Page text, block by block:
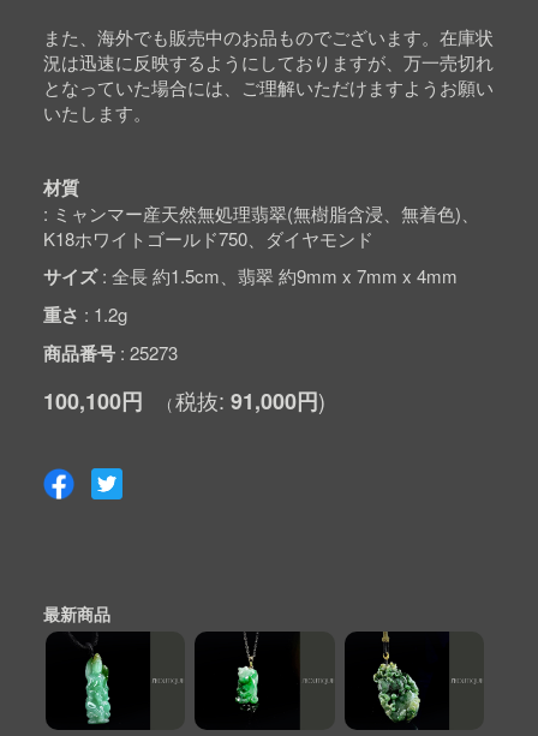
また、海外でも販売中のお品ものでございます。在庫状
況は迅速に反映するようにしておりますが、万一売切れ
となっていた場合には、ご理解いただけますようお願い
いたします。
材質
ミャンマー産天然無処理翡翠(無樹脂含浸、無着色)、
K18ホワイトゴールド750、ダイヤモンド
サイズ 全長 約1.5cm、翡翠 約9mm x 7mm x 4mm
重さ 1.2g
商品番号 25273
100,100円 91,000円
最新商品